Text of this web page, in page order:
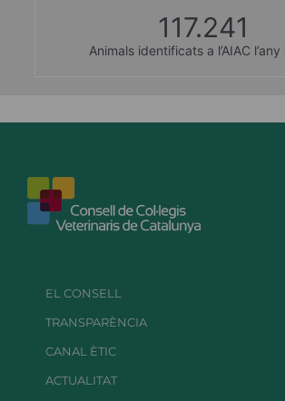
117.241
Animals identificats a l’AIAC l’any
EL CONSELL
TRANSPARÈNCIA
CANAL ÈTIC
ACTUALITAT